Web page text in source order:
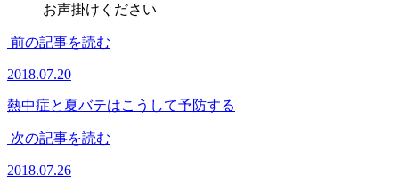
お声掛けください
前の記事を読む
2018.07.20
熱中症と夏バテはこうして予防する
次の記事を読む
2018.07.26